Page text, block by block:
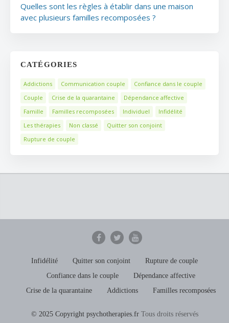
Quelles sont les règles à établir dans une maison
avec plusieurs familles recomposées ?
CATÉGORIES
Addictions Communication couple
Confiance dans le couple
Couple
Crise de la quarantaine
Dépendance affective
Famille
Familles recomposées Individuel
Infidélité
Les thérapies
Non classé
Quitter son conjoint
Rupture de couple
Infidélité Quitter son conjoint
Rupture de couple
Confiance dans le couple
Dépendance affective
Crise de la quarantaine
Addictions Familles recomposées
© 2025 Copyright psychotherapies.frTous droits réservés